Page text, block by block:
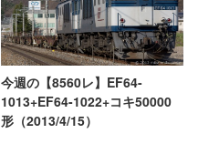
今週の【8560レ】EF64-
1013+EF64-1022+コキ50000
形（2013/4/15）